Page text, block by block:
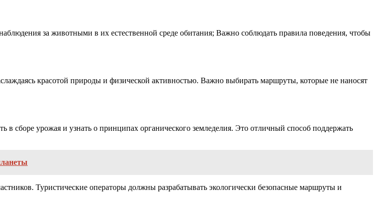
за животными в их естественной среде обитания; Важно соблюдать правила поведения, чтобы
красотой природы и физической активностью. Важно выбирать маршруты, которые не наносят
в сборе урожая и узнать о принципах органического земледелия. Это отличный способ поддержать
Туристические операторы должны разрабатывать экологически безопасные маршруты и